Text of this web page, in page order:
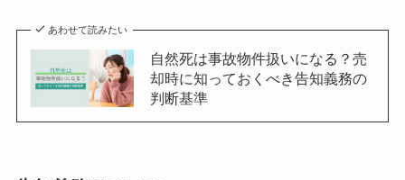
あわせて読みたい
自然死は事故物件扱いになる？売
却時に知っておくべき告知義務の
判断基準